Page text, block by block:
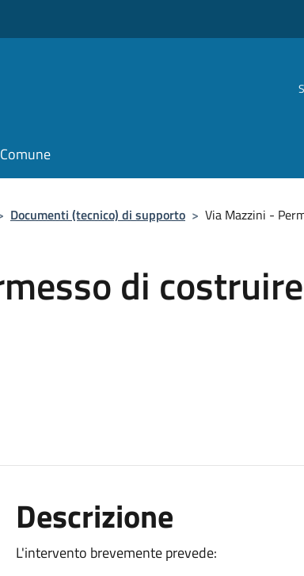
Documenti (tecnico) di supporto > Via Mazzini -
di costruire
Descrizione
L'intervento brevemente prevede: